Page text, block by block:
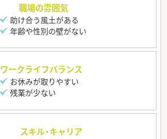
職場の雰囲気
助け合う風土がある
年齢や性別の壁がない
ワークライフバランス
お休みが取りやすい
残業が少ない
スキル・キャリア